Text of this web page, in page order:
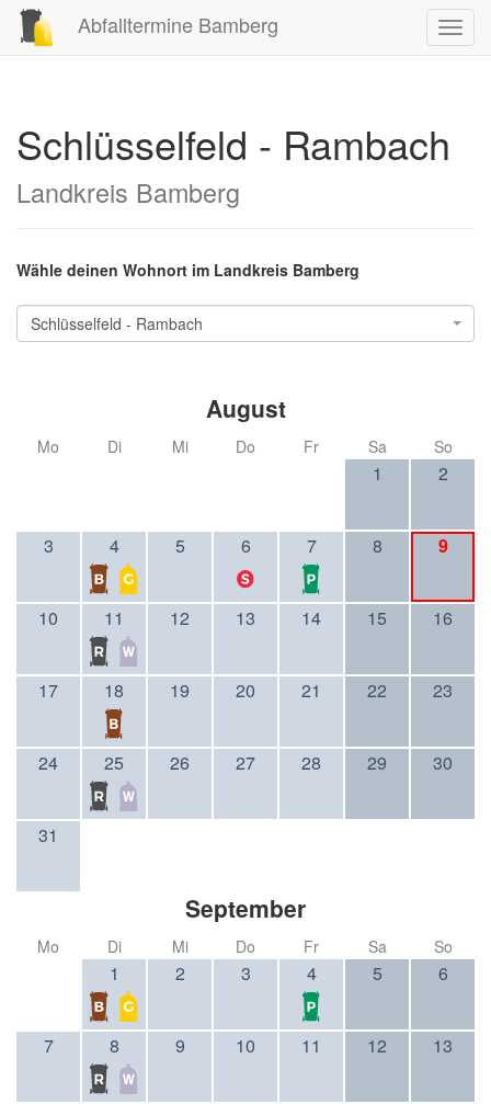
Abfalltermine Bamberg
Schlüsselfeld - Rambach
Landkreis Bamberg
Wähle deinen Wohnort im Landkreis Bamberg
Schlüsselfeld - Rambach
August
Mo Di Mi Do Fr Sa So
1 2
3 4 5 6 7 8 9
10 11 12 13 14 15 16
17 18 19 20 21 22 23
24 25 26 27 28 29 30
31
September
Mo Di Mi Do Fr Sa So
1 2 3 4 5 6
7 8 9 10 11 12 13